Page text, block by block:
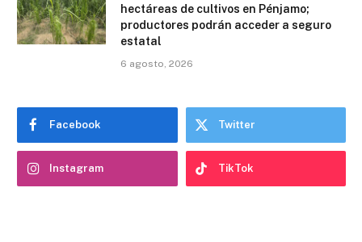
hectáreas de cultivos en Pénjamo;
productores podrán acceder a seguro
estatal
6 agosto, 2026
Facebook Twitter
Instagram TikTok